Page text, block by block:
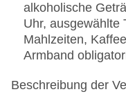
Verfügbarkeit),
klimatisierte
Größe des
alkoholische
Uhr, ausgewählte
Mahlzeiten,
Armband
Beschreibung der